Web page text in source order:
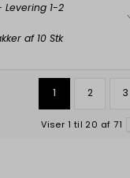
1-2
af 10 Stk
1 2 3
Viser 1 til 20 af 71